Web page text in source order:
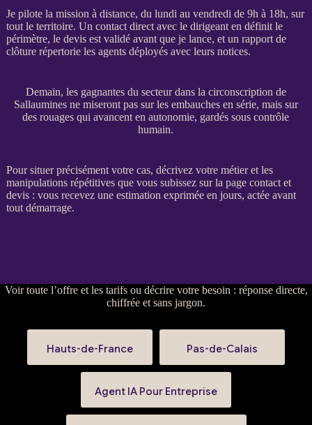
Je pilote la mission à distance, du lundi au vendredi de 9h à 18h, sur
tout le territoire. Un contact direct avec le dirigeant en définit le
périmètre, le devisest validé avant que je lance, et un rapport de
clôture répertorie les agentsdéployés avec leurs notices.
Demain, les gagnantes du secteur dans la circonscription de
Sallaumines ne miseront pas sur les embauches en série, mais sur
des rouages qui avancent en autonomie, gardés sous contrôle
humain.
Pour situer précisément votre cas, décrivez votre métier et les
manipulations répétitives que vous subissez sur la page contact et
devis: vous recevez une estimation exprimée en jours, actée avant
tout démarrage.
Voirtoute l’offre et les tarifsou décrire votre besoin : réponse directe,
chiffrée et sans jargon.
Hauts-de-France Pas-de-Calais
Agent IA Pour Entreprise